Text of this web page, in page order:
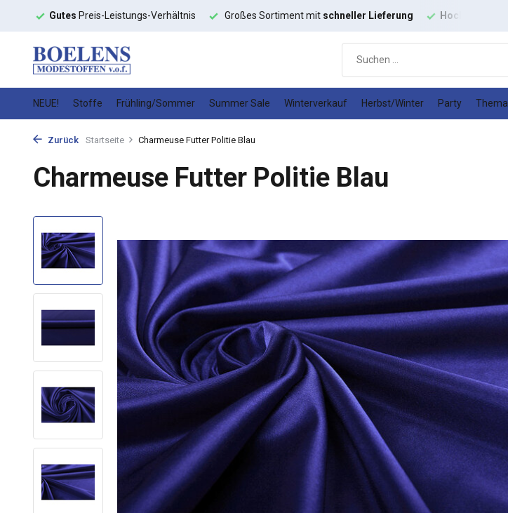
Preis-Leistungs-Verhältnis Großes Sortiment mitschneller Lieferung HochwertigeModestoffe
NEUE! Stoffe Frühling/Sommer Summer Sale Winterverkauf Herbst/Winter Party Thema
Zurück Startseite Charmeuse Futter Politie Blau
Charmeuse Futter Politie Blau